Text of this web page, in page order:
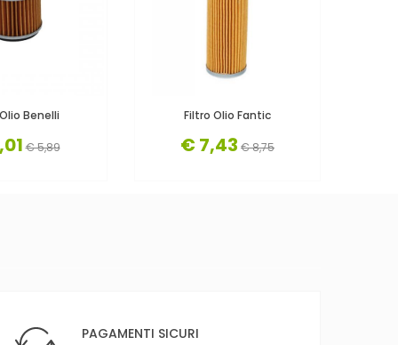
Benelli
€ 5,89
Filtro Olio Fantic
€ 7,43 € 8,75
PAGAMENTI SICURI